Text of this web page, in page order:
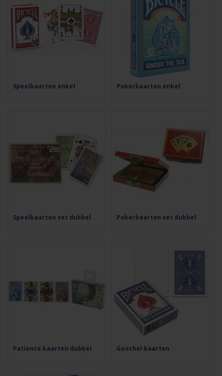
Speelkaarten enkel Pokerkaarten enkel
Speelkaarten set dubbel Pokerkaarten set dubbel
Patience kaarten dubbel Goochel kaarten